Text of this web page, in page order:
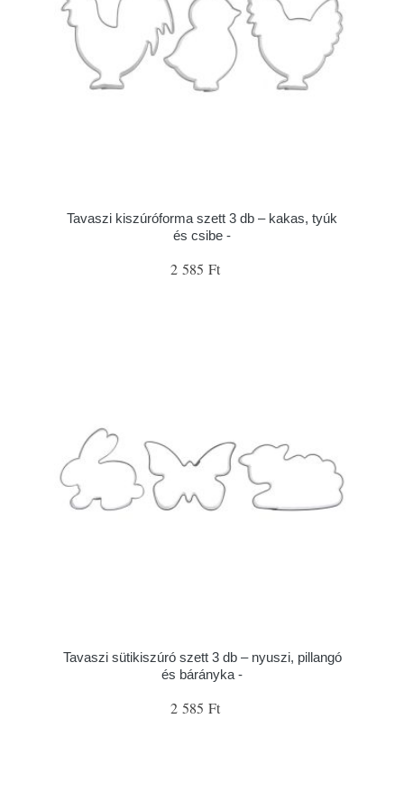
Tavaszi kiszúróforma szett 3 db – kakas, tyúk
és csibe -
2 585 Ft
Tavaszi sütikiszúró szett 3 db – nyuszi, pillangó
és bárányka -
2 585 Ft